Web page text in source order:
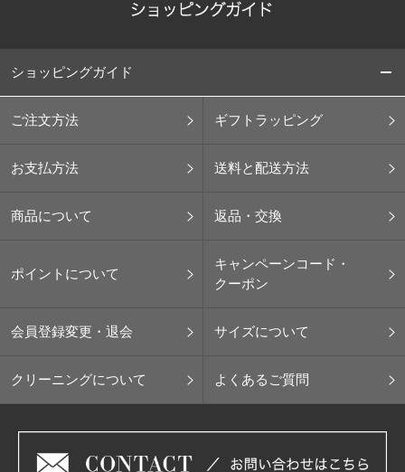
ショッピングガイド
ご注文方法 ギフトラッピング
お支払方法 送料と配送方法
商品について 返品・交換
ポイントについて
キャンペーンコード・
クーポン
会員登録変更・退会 サイズについて
クリーニングについて よくあるご質問